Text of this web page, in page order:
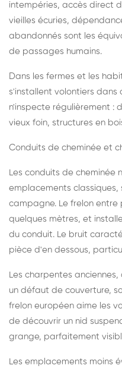
intempéries, accès direct
vieilles écuries,
abandonnés sont les
de passages humains.
Dans les fermes et les
s'installent volontiers dans
n'inspecte régulièrement :
vieux foin, structures en
Conduits de cheminée et
Les conduits de cheminée
emplacements classiques,
campagne. Le frelon
quelques mètres, et
du conduit. Le bruit
pièce d'en dessous,
Les charpentes
un défaut de couverture,
frelon européen aime les
de découvrir un nid
grange, parfaitement
Les emplacements moins